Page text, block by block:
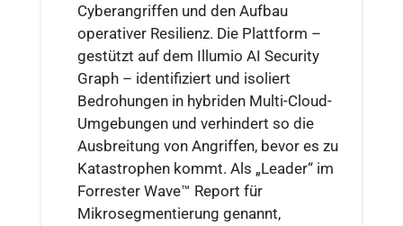
Cyberangriffen und den Aufbau
operativer Resilienz. Die Plattform –
gestützt auf dem Illumio AI Security
Graph – identifiziert und isoliert
Bedrohungen in hybriden Multi-Cloud-
Umgebungen und verhindert so die
Ausbreitung von Angriffen, bevor es zu
Katastrophen kommt. Als „Leader“ im
Forrester Wave™ Report für
Mikrosegmentierung genannt,